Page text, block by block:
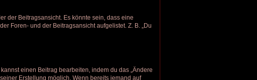
der Beitragsansicht. Es könnte sein, dass eine
Foren- und der Beitragsansicht aufgelistet. Z. B. „Du
einen Beitrag bearbeiten, indem du das „Ändere
Erstellung möglich. Wenn bereits jemand auf